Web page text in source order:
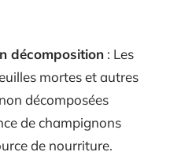
décomposition : Les
mortes et autres
décomposées
de champignons
de nourriture.